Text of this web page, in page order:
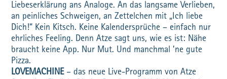
Liebeserklärung ans Analoge. An das langsame Verlieben,
an peinliches Schweigen, an Zettelchen mit „Ich liebe
Dich!“ Kein Kitsch. Keine Kalendersprüche – einfach nur
ehrliches Feeling. Denn Atze sagt uns, wie es ist: Nähe
braucht keine App. Nur Mut. Und manchmal ’ne gute
Pizza.
LOVEMACHINE– das neue Live-Programm von Atze